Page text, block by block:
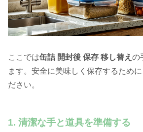
ここでは缶詰 開封後 保存 移し替え の
ます。安全に美味しく保存するため
ださい。
1. 清潔な手と道具を準備する